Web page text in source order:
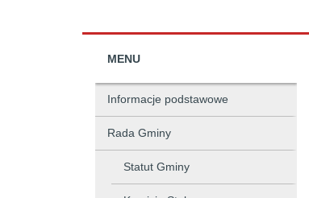
MENU
Informacje podstawowe
Rada Gminy
Statut Gminy